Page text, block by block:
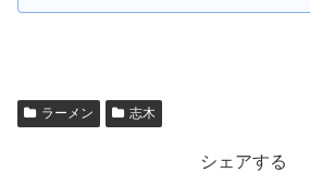
ラーメン 志木
シェアする